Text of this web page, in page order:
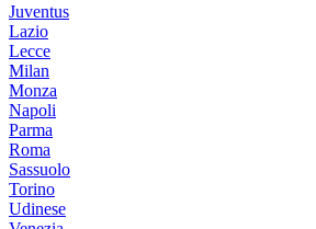
Juventus
Lazio
Lecce
Milan
Monza
Napoli
Parma
Roma
Sassuolo
Torino
Udinese